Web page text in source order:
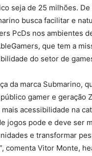
seja de 25 milhões.
busca facilitar e
PcDs nos ambientes
que tem a
do setor de
da marca Submarino,
gamer e geração
acessibilidade na
jogos pode e deve ser
e transformar
comenta Vitor Monte,